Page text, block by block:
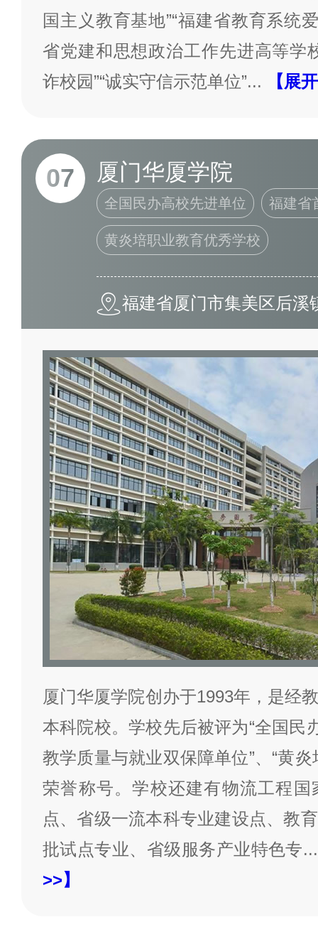
国主义教育基地”“福建省教育系统
省党建和思想政治工作先进高等学
诈校园”“诚实守信示范单位”... 【展
07 厦门华厦学院
全国民办高校先进单位 福建省
黄炎培职业教育优秀学校
福建省厦门市集美区后溪
厦门华厦学院创办于1993年，是经
本科院校。学校先后被评为“全国民
教学质量与就业双保障单位”、“黄
荣誉称号。学校还建有物流工程
点、省级一流本科专业建设点、教
批试点专业、省级服务产业特色专...
>>】